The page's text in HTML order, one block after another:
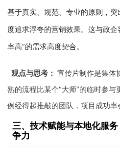
基于真实、规范、专业的原则，
度追求浮夸的营销效果。这与政
率高”的需求高度契合。
观点与思考： 宣传片制作是集体
熟的流程比某个“大师”的临时参
例经得起推敲的团队，项目成功率
三、技术赋能与本地化服
争力